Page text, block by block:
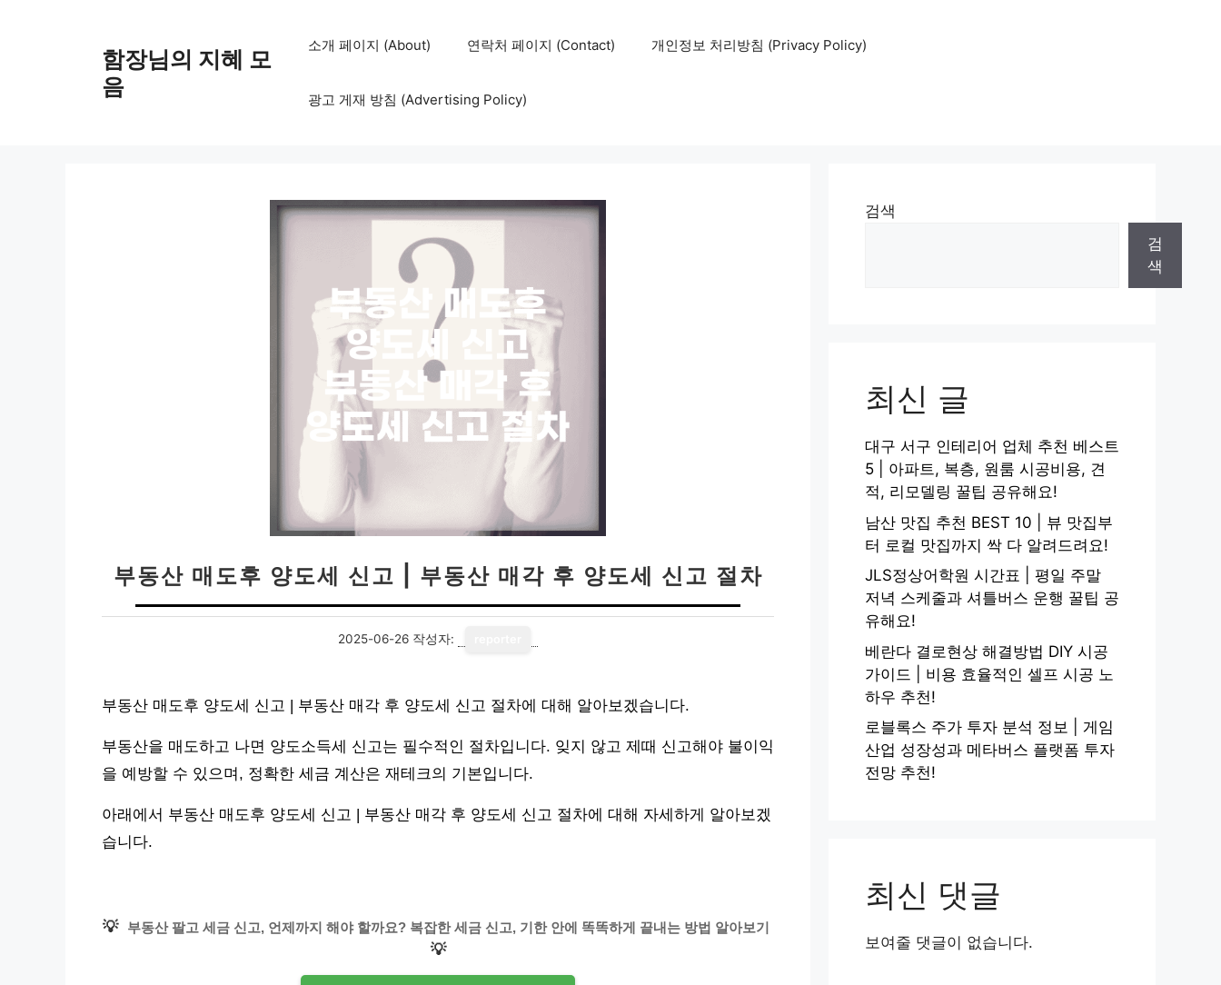
함장님의 지혜 모
음
소개 페이지 (About) 연락처 페이지 (Contact) 개인정보 처리방침 (Privacy Policy)
광고 게재 방침 (Advertising Policy)
부동산 매도후 양도세 신고 | 부동산 매각 후 양도세 신고 절차
2025-06-26 작성자:
부동산 매도후 양도세 신고 | 부동산 매각 후 양도세 신고 절차에 대해 알아보겠습니다.
부동산을 매도하고 나면 양도소득세 신고는 필수적인 절차입니다. 잊지 않고 제때 신고해야 불이익
을 예방할 수 있으며, 정확한 세금 계산은 재테크의 기본입니다.
아래에서 부동산 매도후 양도세 신고 | 부동산 매각 후 양도세 신고 절차에 대해 자세하게 알아보겠
습니다.
💡 부동산 팔고 세금 신고, 언제까지 해야 할까요? 복잡한 세금 신고, 기한 안에 똑똑하게 끝내는 방법 알아보기
💡
검색
검
색
최신 글
대구 서구 인테리어 업체 추천 베스트
5 | 아파트, 복층, 원룸 시공비용, 견
적, 리모델링 꿀팁 공유해요!
남산 맛집 추천 BEST 10 | 뷰 맛집부
터 로컬 맛집까지 싹 다 알려드려요!
JLS정상어학원 시간표 | 평일 주말
저녁 스케줄과 셔틀버스 운행 꿀팁 공
유해요!
베란다 결로현상 해결방법 DIY 시공
가이드 | 비용 효율적인 셀프 시공 노
하우 추천!
로블록스 주가 투자 분석 정보 | 게임
산업 성장성과 메타버스 플랫폼 투자
전망 추천!
최신 댓글
보여줄 댓글이 없습니다.